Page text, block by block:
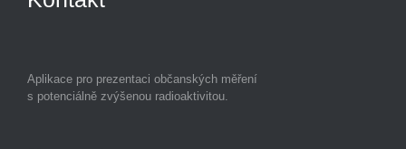
Aplikace pro prezentaci občanských měření
s potenciálně zvýšenou radioaktivitou.